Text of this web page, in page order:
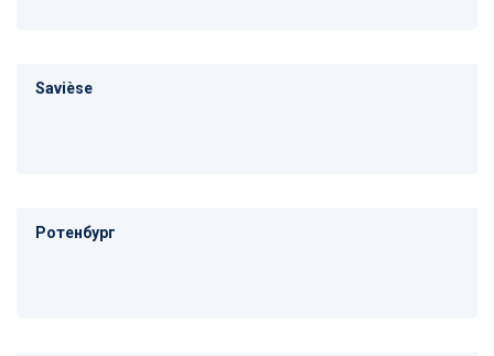
Savièse
Ротенбург